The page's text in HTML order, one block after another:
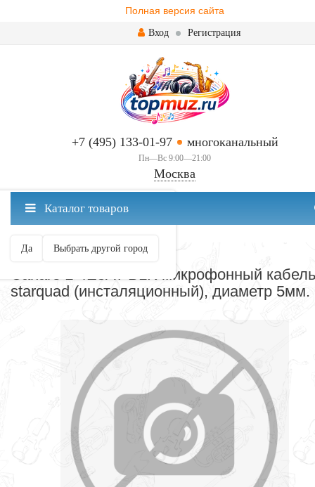
Полная версия сайта
Вход Регистрация
+7 (495) 133-01-97 многоканальный
Пн—Вс 9:00—21:00
Москва
Москва ваш город?
Да Выбрать другой город
Каталог товаров
СОЕДИНИТЕЛЬНЫЕ КАБЕЛИ
Canare L-4E5AT BLK микрофонный кабель
starquad (инсталяционный), диаметр 5мм.